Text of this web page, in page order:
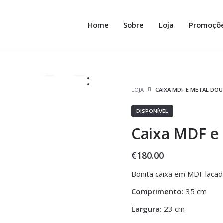
Home Sobre Loja
LOJA CAIXA MDF E METAL
DISPONÍVEL
Caixa MDF
€180.00
Bonita caixa em MDF
Comprimento: 35 cm
Largura: 23 cm